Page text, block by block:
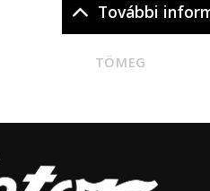
További
TÖMEG